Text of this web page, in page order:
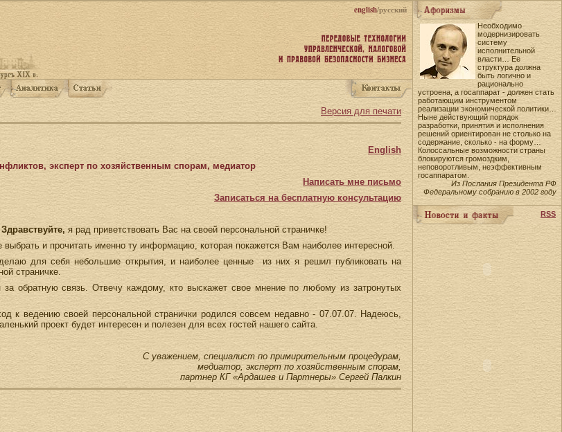
english/русский
Версия для печати
English
эксперт по хозяйственным спорам, медиатор
Написать мне письмо
Записаться на бесплатную консультацию
Здравствуйте, я рад приветствовать Вас на своей персональной страничке!
и прочитать именно ту информацию, которая покажется Вам наиболее интересной.
для себя небольшие открытия, и наиболее ценные из них я решил публиковать на
страничке.
за обратную связь. Отвечу каждому, кто выскажет свое мнение по любому из затронутых
к ведению своей персональной странички родился совсем недавно - 07.07.07. Надеюсь,
проект будет интересен и полезен для всех гостей нашего сайта.
С уважением, специалист по примирительным процедурам,
медиатор, эксперт по хозяйственным спорам,
партнер КГ «Ардашев и Партнеры» Сергей Палкин
Необходимо
модернизировать
систему
исполнительной
власти… Ее
структура должна
быть логично и
рационально
устроена, а госаппарат - должен стать
работающим инструментом
реализации экономической политики…
Ныне действующий порядок
разработки, принятия и исполнения
решений ориентирован не столько на
содержание, сколько - на форму…
Колоссальные возможности страны
блокируются громоздким,
неповоротливым, неэффективным
госаппаратом.
Из Послания Президента РФ
Федеральному собранию в 2002 году
RSS